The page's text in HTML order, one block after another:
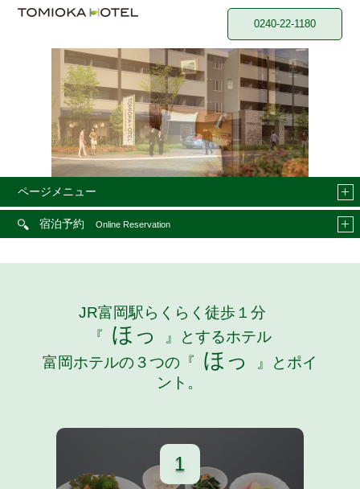
0240-22-1180
ページメニュー
宿泊予約Online Reservation
JR富岡駅らくらく徒歩１分
『
ほっ
』とするホテル
富岡ホテルの３つの『
ほっ
』とポイ
ント。
1